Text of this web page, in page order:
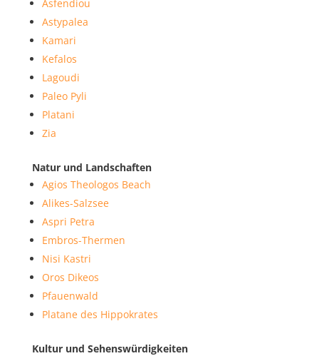
Asfendiou
Astypalea
Kamari
Kefalos
Lagoudi
Paleo Pyli
Platani
Zia
Natur und Landschaften
Agios Theologos Beach
Alikes-Salzsee
Aspri Petra
Embros-Thermen
Nisi Kastri
Oros Dikeos
Pfauenwald
Platane des Hippokrates
Kultur und Sehenswürdigkeiten